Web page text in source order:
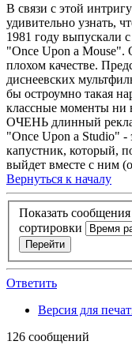
В связи с этой
удивительно узнать,
1981 году выпускали
"Once Upon a Mouse".
плохом качестве.
диснеевских
бы остроумно такая
классные моменты ни
ОЧЕНЬ длинный
"Once Upon a Studio" -
капустник, который,
выйдет вместе с ним
Вернуться к началу
Показать сообщения
сортировки
Ответить
Версия для
126 сообщений